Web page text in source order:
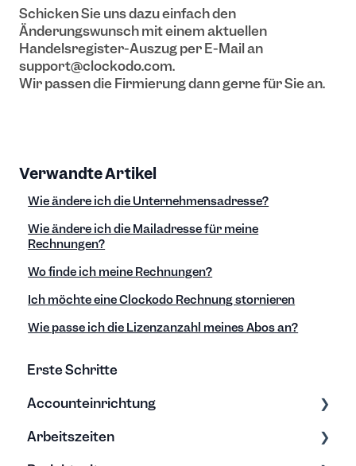
Schicken Sie uns dazu einfach den
Änderungswunsch mit einem aktuellen
Handelsregister-Auszug per E-Mail an
support@clockodo.com.
Wir passen die Firmierung dann gerne für Sie an.
Verwandte Artikel
Wie ändere ich die Unternehmensadresse?
Wie ändere ich die Mailadresse für meine
Rechnungen?
Wo finde ich meine Rechnungen?
Ich möchte eine Clockodo Rechnung stornieren
Wie passe ich die Lizenzanzahl meines Abos an?
Erste Schritte
Accounteinrichtung
Einstellungen
Arbeitszeiten